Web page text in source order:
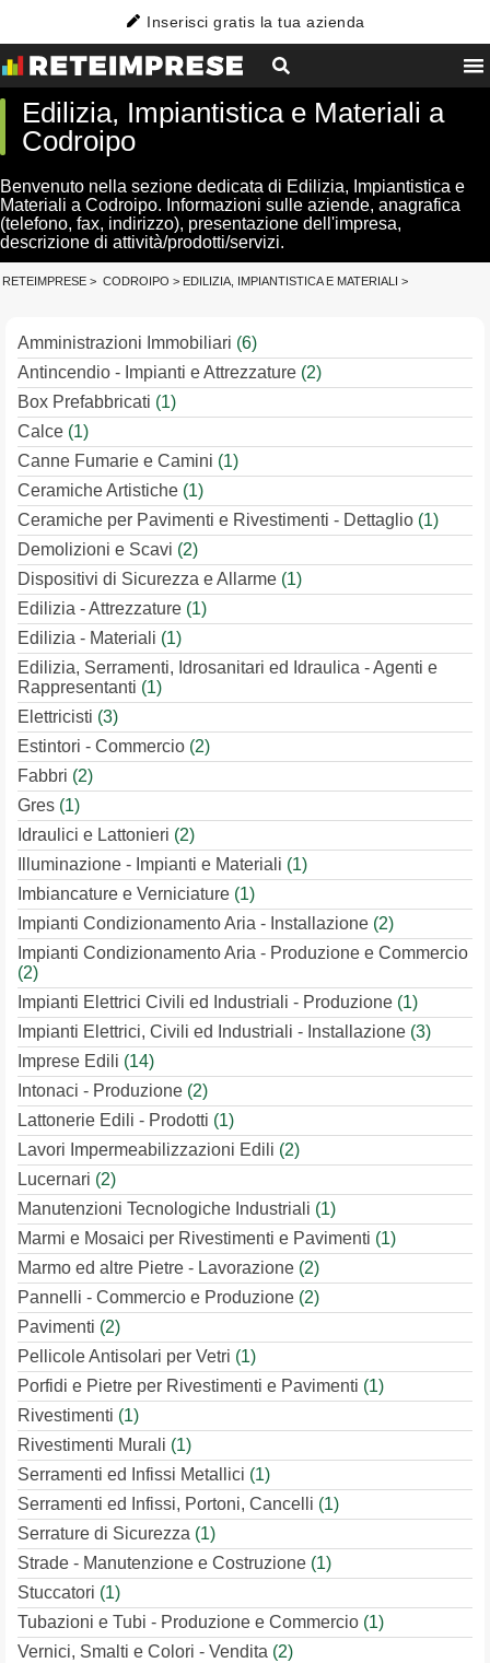
Inserisci gratis la tua azienda
Edilizia, Impiantistica e Materiali a
Codroipo
Benvenuto nella sezione dedicata di Edilizia, Impiantistica e
Materiali a Codroipo. Informazioni sulle aziende, anagrafica
(telefono, fax, indirizzo), presentazione dell'impresa,
descrizione di attività/prodotti/servizi.
RETEIMPRESE > CODROIPO > EDILIZIA, IMPIANTISTICA E MATERIALI >
Amministrazioni Immobiliari (6)
Antincendio - Impianti e Attrezzature (2)
Box Prefabbricati (1)
Calce (1)
Canne Fumarie e Camini (1)
Ceramiche Artistiche (1)
Ceramiche per Pavimenti e Rivestimenti - Dettaglio (1)
Demolizioni e Scavi (2)
Dispositivi di Sicurezza e Allarme (1)
Edilizia - Attrezzature (1)
Edilizia - Materiali (1)
Edilizia, Serramenti, Idrosanitari ed Idraulica - Agenti e
Rappresentanti (1)
Elettricisti (3)
Estintori - Commercio (2)
Fabbri (2)
Gres (1)
Idraulici e Lattonieri (2)
Illuminazione - Impianti e Materiali (1)
Imbiancature e Verniciature (1)
Impianti Condizionamento Aria - Installazione (2)
Impianti Condizionamento Aria - Produzione e Commercio
(2)
Impianti Elettrici Civili ed Industriali - Produzione (1)
Impianti Elettrici, Civili ed Industriali - Installazione (3)
Imprese Edili (14)
Intonaci - Produzione (2)
Lattonerie Edili - Prodotti (1)
Lavori Impermeabilizzazioni Edili (2)
Lucernari (2)
Manutenzioni Tecnologiche Industriali (1)
Marmi e Mosaici per Rivestimenti e Pavimenti (1)
Marmo ed altre Pietre - Lavorazione (2)
Pannelli - Commercio e Produzione (2)
Pavimenti (2)
Pellicole Antisolari per Vetri (1)
Porfidi e Pietre per Rivestimenti e Pavimenti (1)
Rivestimenti (1)
Rivestimenti Murali (1)
Serramenti ed Infissi Metallici (1)
Serramenti ed Infissi, Portoni, Cancelli (1)
Serrature di Sicurezza (1)
Strade - Manutenzione e Costruzione (1)
Stuccatori (1)
Tubazioni e Tubi - Produzione e Commercio (1)
Vernici, Smalti e Colori - Vendita (2)